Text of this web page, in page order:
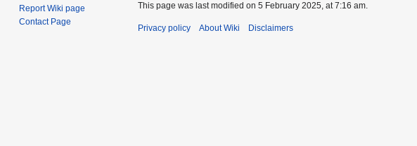
Report Wiki page
Contact Page
This page was last modified on 5 February 2025, at 7:16 am.
Privacy policy About Wiki Disclaimers